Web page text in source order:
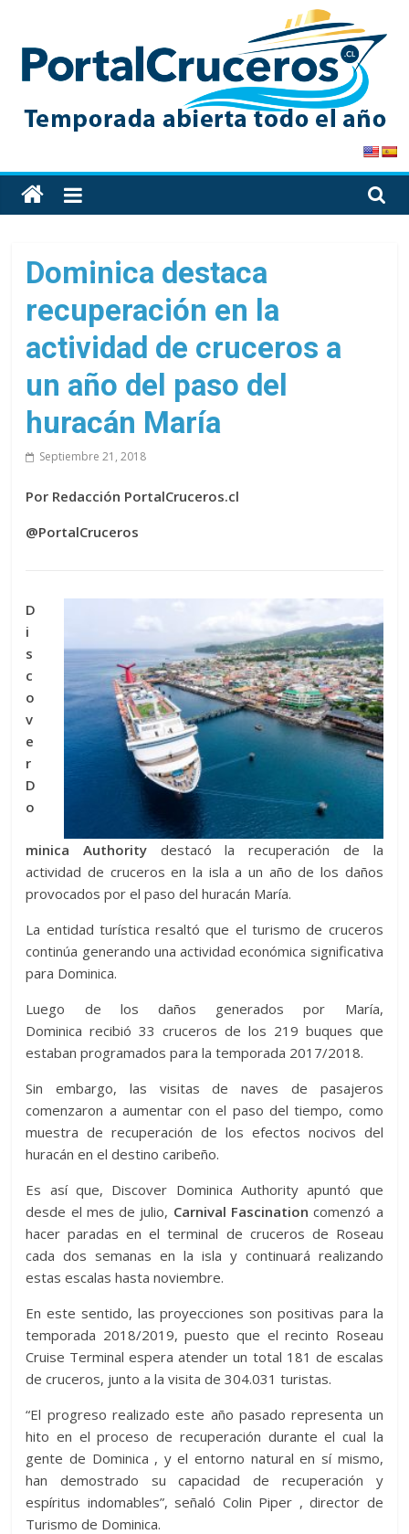
content
PortalCruceros
Toda
la
de
cruceros
en
un
solo
Dominica destaca
recuperación en la
actividad de cruceros a
un año del paso del
huracán María
Septiembre 21, 2018
Por Redacción PortalCruceros.cl
@PortalCruceros
D
i
s
c
o
v
e
r
D
o
minica Authority destacó la recuperación de la
actividad de cruceros en la isla a un año de los daños
provocados por el paso del huracán María.
La entidad turística resaltó que el turismo de cruceros
continúa generando una actividad económica significativa
para Dominica.
Luego de los daños generados por María,
Dominica recibió 33 cruceros de los 219 buques que
estaban programados para la temporada 2017/2018.
Sin embargo, las visitas de naves de pasajeros
comenzaron a aumentar con el paso del tiempo, como
muestra de recuperación de los efectos nocivos del
huracán en el destino caribeño.
Es así que, Discover Dominica Authority apuntó que
desde el mes de julio, Carnival Fascination comenzó a
hacer paradas en el terminal de cruceros de Roseau
cada dos semanas en la isla y continuará realizando
estas escalas hasta noviembre.
En este sentido, las proyecciones son positivas para la
temporada 2018/2019, puesto que el recinto Roseau
Cruise Terminal espera atender un total 181 de escalas
de cruceros, junto a la visita de 304.031 turistas.
“El progreso realizado este año pasado representa un
hito en el proceso de recuperación durante el cual la
gente de Dominica , y el entorno natural en sí mismo,
han demostrado su capacidad de recuperación y
espíritus indomables”, señaló Colin Piper , director de
Turismo de Dominica.